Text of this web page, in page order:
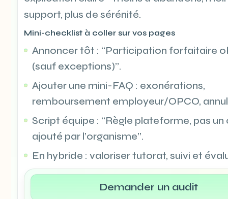
support, plus de sérénité.
Mini-checklist à coller sur vos pages
Annoncer tôt : “Participation forfaitaire
(sauf exceptions)”.
Ajouter une mini-FAQ : exonérations,
remboursement employeur/OPCO,
Script équipe : “Règle plateforme, pas
ajouté par l’organisme”.
En hybride : valoriser tutorat, suivi et
Demander un audit